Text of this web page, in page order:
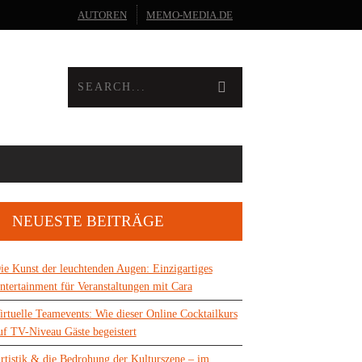
AUTOREN MEMO-MEDIA.DE
NEUESTE BEITRÄGE
Kunst der leuchtenden Augen: Einzigartiges
für Veranstaltungen mit Cara
Teamevents: Wie dieser Online Cocktailkurs
TV-Niveau Gäste begeistert
& die Bedrohung der Kulturszene – im